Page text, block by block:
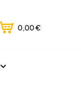
0,00€